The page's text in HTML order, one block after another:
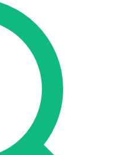
Audit SEO